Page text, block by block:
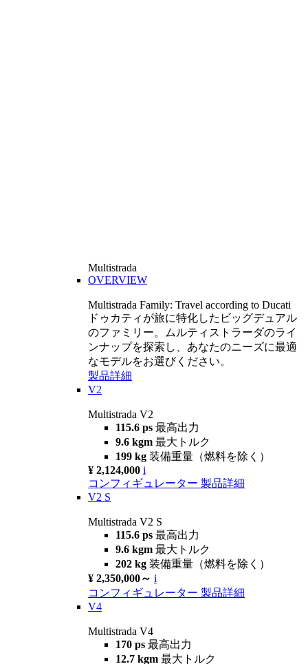
Multistrada
OVERVIEW
Multistrada Family: Travel according to Ducati
ドゥカティが旅に特化したビッグデュアル
のファミリー。ムルティストラーダのライ
ンナップを探索し、あなたのニーズに最適
なモデルをお選びください。
製品詳細
V2
Multistrada V2
115.6 ps 最高出力
9.6 kgm 最大トルク
199 kg 装備重量（燃料を除く）
¥ 2,124,000 i
コンフィギュレーター 製品詳細
V2 S
Multistrada V2 S
115.6 ps 最高出力
9.6 kgm 最大トルク
202 kg 装備重量（燃料を除く）
¥ 2,350,000～ i
コンフィギュレーター 製品詳細
V4
Multistrada V4
170 ps 最高出力
12.7 kgm 最大トルク